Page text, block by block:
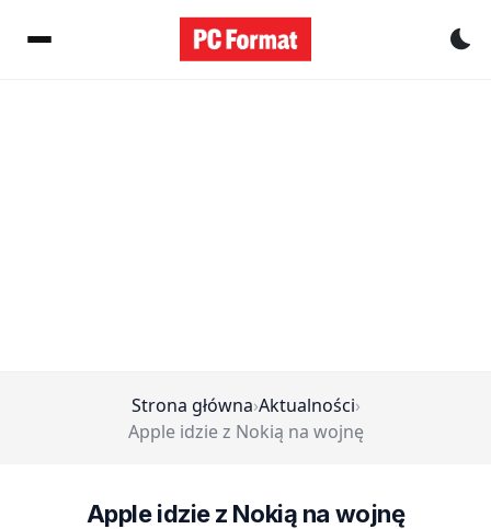
Strona główna›Aktualności›
Apple idzie z Nokią na wojnę
Apple idzie z Nokią na wojnę